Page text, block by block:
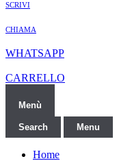
SCRIVI
CHIAMA
WHATSAPP
CARRELLO
Menù
Search Menu
Home